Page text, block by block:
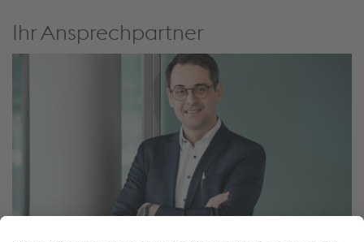
Ihr Ansprechpartner